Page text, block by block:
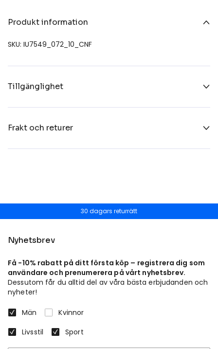
Produkt information
SKU: IU7549_072_10_CNF
Tillgänglighet
Frakt och returer
30 dagars returrätt
Nyhetsbrev
Få -10% rabatt på ditt första köp – registrera dig som
användare och prenumerera på vårt nyhetsbrev.
Dessutom får du alltid del av våra bästa erbjudanden och
nyheter!
Män
Kvinnor
Livsstil
Sport